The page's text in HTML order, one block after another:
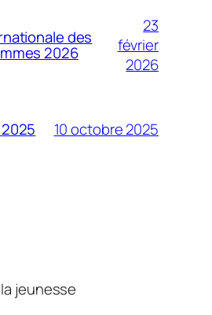
des
2026
23
février
2026
10 octobre 2025
jeunesse